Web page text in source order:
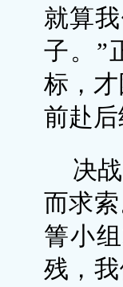
就算
子。”
标，
前赴后
决
而求
箐小
残，